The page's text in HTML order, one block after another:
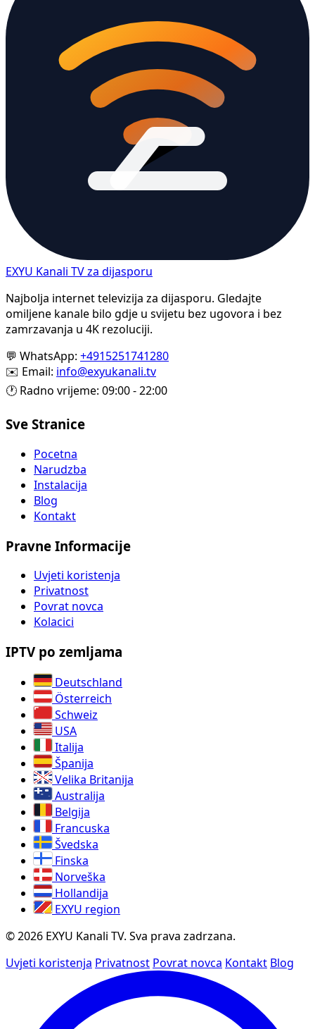
EXYU Kanali TV za dijasporu
Najbolja internet televizija za dijasporu. Gledajte
omiljene kanale bilo gdje u svijetu bez ugovora i bez
zamrzavanja u 4K rezoluciji.
💬 WhatsApp: +4915251741280
✉️ Email: info@exyukanali.tv
🕐 Radno vrijeme: 09:00 - 22:00
Sve Stranice
Pocetna
Narudzba
Instalacija
Blog
Kontakt
Pravne Informacije
Uvjeti koristenja
Privatnost
Povrat novca
Kolacici
IPTV po zemljama
Deutschland
Österreich
Schweiz
USA
Italija
Španija
Velika Britanija
Australija
Belgija
Francuska
Švedska
Finska
Norveška
Hollandija
EXYU region
© 2026 EXYU Kanali TV. Sva prava zadrzana.
Uvjeti koristenja Privatnost Povrat novca Kontakt Blog